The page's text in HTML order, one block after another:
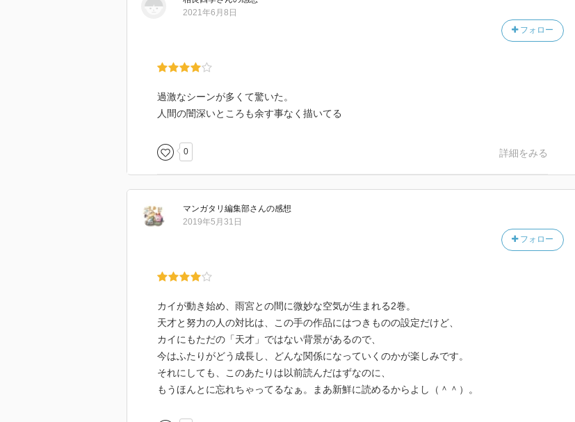
フォロー
2021年6月8日
過激なシーンが多くて驚いた。
人間の闇深いところも余す事なく描いてる
0 詳細をみる
マンガタリ編集部さんの感想
フォロー
2019年5月31日
カイが動き始め、雨宮との間に微妙な空気が生まれる2巻。
天才と努力の人の対比は、この手の作品にはつきものの設定だけど、
カイにもただの「天才」ではない背景があるので、
今はふたりがどう成長し、どんな関係になっていくのかが楽しみです。
それにしても、このあたりは以前読んだはずなのに、
もうほんとに忘れちゃってるなぁ。まあ新鮮に読めるからよし（＾＾）。